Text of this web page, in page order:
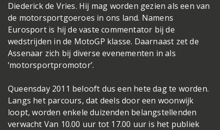
Diederick de Vries. Hij mag worden gezien als een van
de motorsportgoeroes in ons land. Namens
Eurosport is hij de vaste commentator bij de
wedstrijden in de MotoGP klasse. Daarnaast zet de
Assenaar zich bij diverse evenementen in als
‘motorsportpromotor’.
Queensday 2011 belooft dus een hete dag te worden.
Langs het parcours, dat deels door een woonwijk
loopt, worden enkele duizenden belangstellenden
verwacht Van 10.00 uur tot 17.00 uur is het publiek